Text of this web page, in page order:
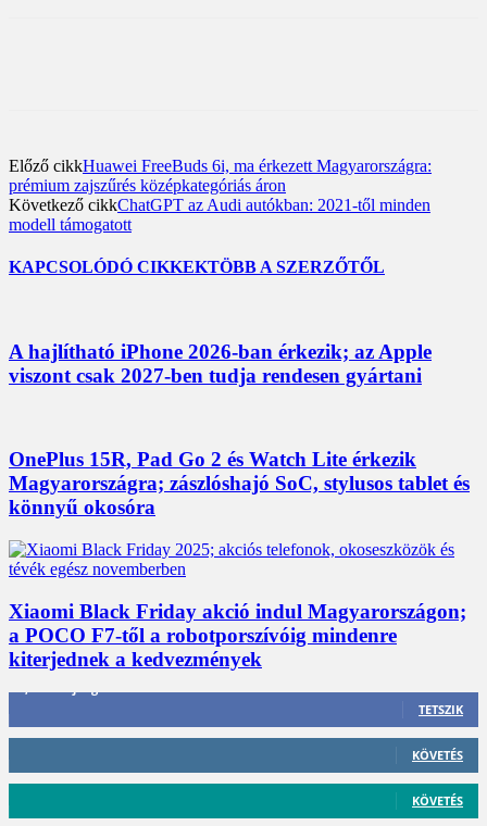
Előző cikkHuawei FreeBuds 6i, ma érkezett Magyarországra:
prémium zajszűrés középkategóriás áron
Következő cikkChatGPT az Audi autókban: 2021-től minden
modell támogatott
KAPCSOLÓDÓ CIKKEKTÖBB A SZERZŐTŐL
A hajlítható iPhone 2026-ban érkezik; az Apple
viszont csak 2027-ben tudja rendesen gyártani
OnePlus 15R, Pad Go 2 és Watch Lite érkezik
Magyarországra; zászlóshajó SoC, stylusos tablet és
könnyű okosóra
Xiaomi Black Friday akció indul Magyarországon;
a POCO F7-től a robotporszívóig mindenre
kiterjednek a kedvezmények
TETSZIK
412 Követő
KÖVETÉS
59 Követő
KÖVETÉS